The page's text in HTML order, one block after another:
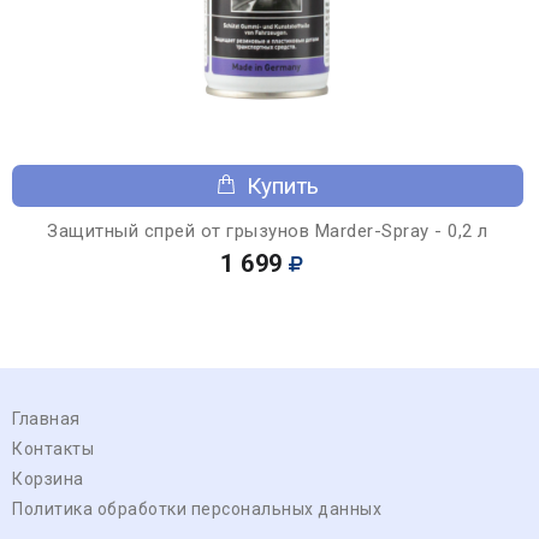
Купить
Защитный спрей от грызунов Marder-Spray - 0,2 л
1 699
Главная
Контакты
Корзина
Политика обработки персональных данных